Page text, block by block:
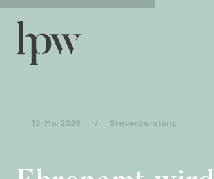
12. Mai 2026 / Steuerberatung